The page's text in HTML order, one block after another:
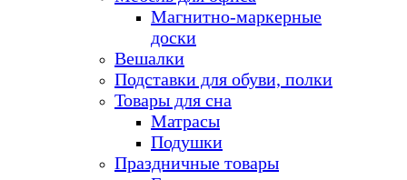
Магнитно-маркерные
доски
Вешалки
Подставки для обуви, полки
Товары для сна
Матрасы
Подушки
Праздничные товары